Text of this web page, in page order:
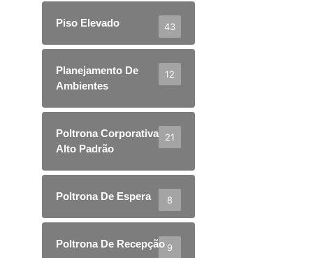
Piso Elevado 43
Planejamento De
Ambientes
12
Poltrona Corporativa
Alto Padrão
21
Poltrona De Espera 8
Poltrona De Recepção 9